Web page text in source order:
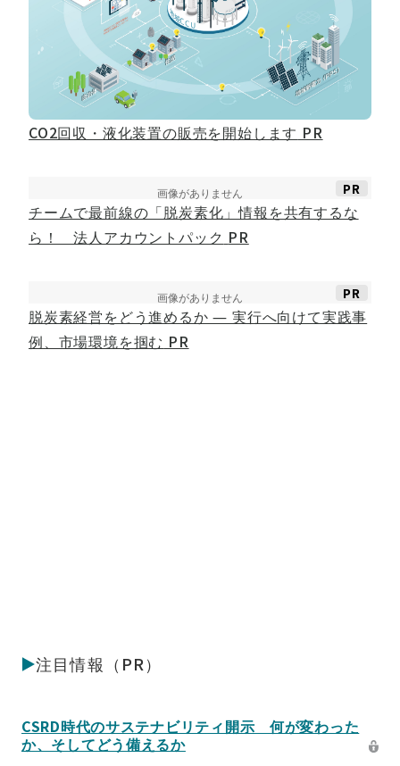
CO2回収・液化装置の販売を開始します PR
PR
チームで最前線の「脱炭素化」情報を共有するな
ら！ 法人アカウントパック PR
PR
脱炭素経営をどう進めるか ― 実行へ向けて実践事
例、市場環境を掴む PR
注目情報（PR）
CSRD時代のサステナビリティ開示 何が変わった
か、そしてどう備えるか